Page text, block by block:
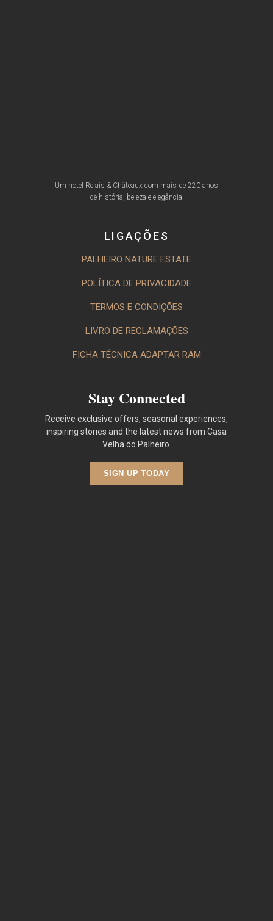
Um hotel Relais & Châteaux com mais de 220 anos
de história, beleza e elegância.
LIGAÇÕES
PALHEIRO NATURE ESTATE
POLÍTICA DE PRIVACIDADE
TERMOS E CONDIÇÕES
LIVRO DE RECLAMAÇÕES
FICHA TÉCNICA ADAPTAR RAM
Stay Connected
Receive exclusive offers, seasonal experiences,
inspiring stories and the latest news from Casa
Velha do Palheiro.
SIGN UP TODAY